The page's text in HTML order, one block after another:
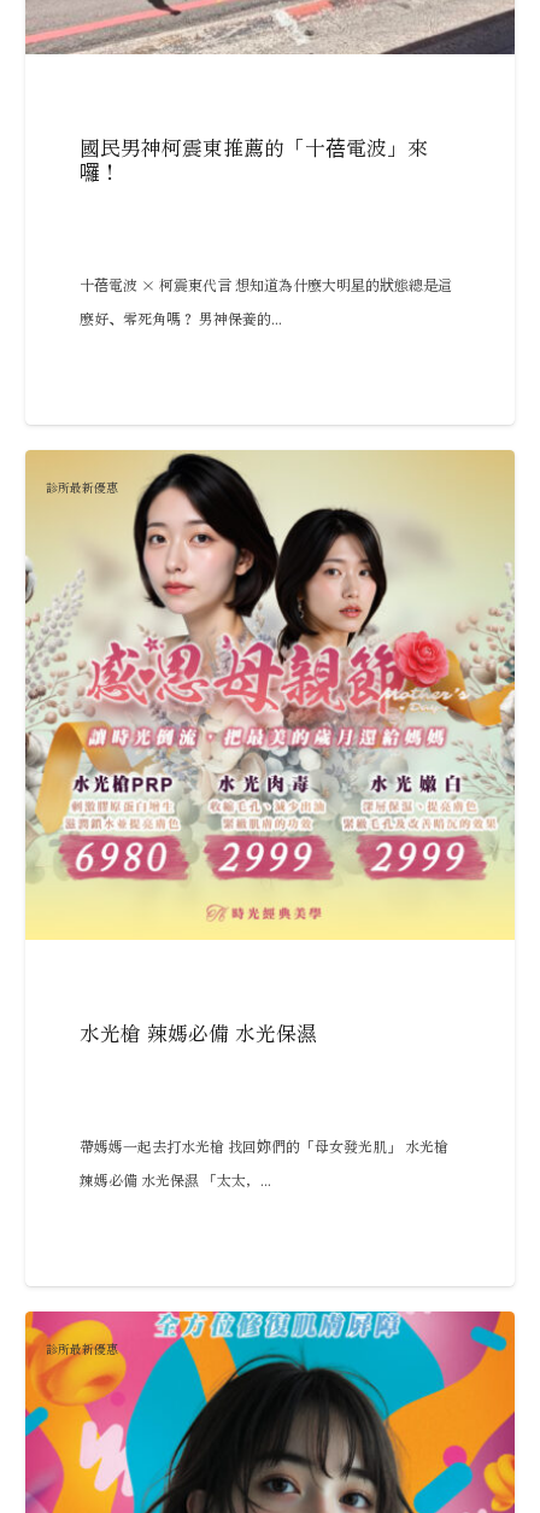
國民男神柯震東推薦的「十蓓電波」來
囉！
十蓓電波 × 柯震東代言 想知道為什麼大明星的狀態總是這
麼好、零死角嗎？ 男神保養的...
診所最新優惠
水光槍 辣媽必備 水光保濕
帶媽媽一起去打水光槍 找回妳們的「母女發光肌」 水光槍
辣媽必備 水光保濕 「太太，...
診所最新優惠